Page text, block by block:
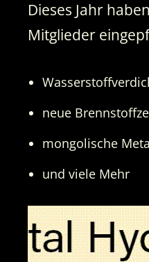
Dieses Jahr
Mitglieder
neue
mongolische
und viele Mehr